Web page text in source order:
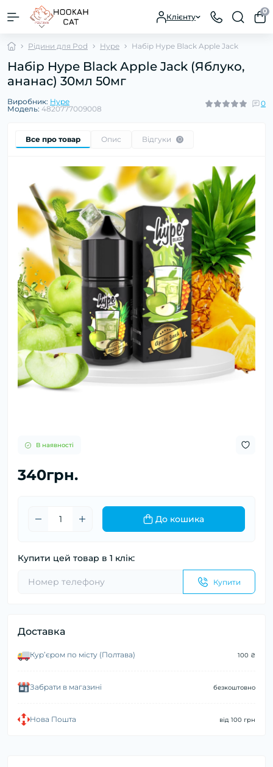
Клієнту
0
Рідини для Pod Hype Набір Hype Black Apple Jack
Набір Hype Black Apple Jack (Яблуко,
ананас) 30мл 50мг
Виробник: Hype
Модель: 4820777009008
0
Все про товар Опис Відгуки 0
В наявності
340грн.
До кошика
Купити цей товар в 1 клік:
Купити
Доставка
Курʼєром по місту (Полтава) 100 ₴
Забрати в магазині безкоштовно
Нова Пошта від 100 грн